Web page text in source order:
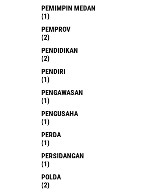
PEMIMPIN MEDAN
(1)
PEMPROV
(2)
PENDIDIKAN
(2)
PENDIRI
(1)
PENGAWASAN
(1)
PENGUSAHA
(1)
PERDA
(1)
PERSIDANGAN
(1)
POLDA
(2)